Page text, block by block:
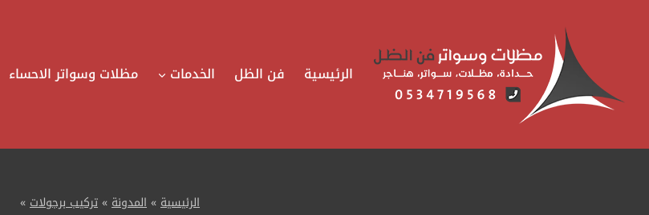
الرئيسية فن الظل الخدمات مظلات وسواتر الاحساء
الرئيسية»المدونة»تركيب برجولات»